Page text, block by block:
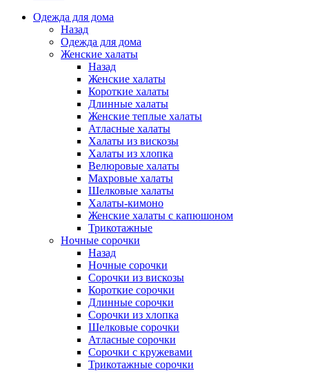
Одежда для дома
Назад
Одежда для дома
Женские халаты
Назад
Женские халаты
Короткие халаты
Длинные халаты
Женские теплые халаты
Атласные халаты
Халаты из вискозы
Халаты из хлопка
Велюровые халаты
Махровые халаты
Шелковые халаты
Халаты-кимоно
Женские халаты с капюшоном
Трикотажные
Ночные сорочки
Назад
Ночные сорочки
Сорочки из вискозы
Короткие сорочки
Длинные сорочки
Сорочки из хлопка
Шелковые сорочки
Атласные сорочки
Сорочки с кружевами
Трикотажные сорочки